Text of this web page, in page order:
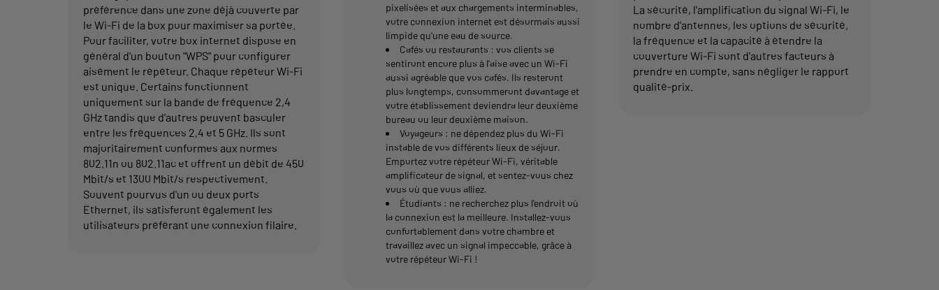
préférence dans une zone déjà couverte par
le Wi-Fi de la box pour maximiser sa portée.
Pour faciliter, votre box internet dispose en
général d'un bouton "WPS" pour configurer
aisément le répéteur. Chaque répéteur Wi-Fi
est unique. Certains fonctionnent
uniquement sur la bande de fréquence 2,4
GHz tandis que d'autres peuvent basculer
entre les fréquences 2,4 et 5 GHz. Ils sont
majoritairement conformes aux normes
802.11n ou 802.11ac et offrent un débit de 450
Mbit/s et 1300 Mbit/s respectivement.
Souvent pourvus d'un ou deux ports
Ethernet, ils satisferont également les
utilisateurs préférant une connexion filaire.
pixelisées et aux chargements interminables,
votre connexion internet est désormais aussi
limpide qu'une eau de source.
Cafés ou restaurants : vos clients se
sentiront encore plus à l'aise avec un Wi-Fi
aussi agréable que vos cafés. Ils resteront
plus longtemps, consommeront davantage et
votre établissement deviendra leur deuxième
bureau ou leur deuxième maison.
Voyageurs : ne dépendez plus du Wi-Fi
instable de vos différents lieux de séjour.
Emportez votre répéteur Wi-Fi, véritable
amplificateur de signal, et sentez-vous chez
vous où que vous alliez.
Étudiants : ne recherchez plus l'endroit où
la connexion est la meilleure. Installez-vous
confortablement dans votre chambre et
travaillez avec un signal impeccable, grâce à
votre répéteur Wi-Fi !
La sécurité, l'amplification du signal Wi-Fi, le
nombre d'antennes, les options de sécurité,
la fréquence et la capacité à étendre la
couverture Wi-Fi sont d'autres facteurs à
prendre en compte, sans négliger le rapport
qualité-prix.